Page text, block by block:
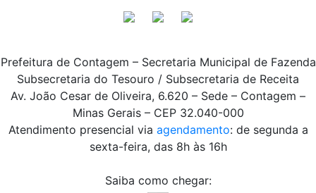
Prefeitura de Contagem – Secretaria Municipal de Fazenda
Subsecretaria do Tesouro / Subsecretaria de Receita
Av. João Cesar de Oliveira, 6.620 – Sede – Contagem –
Minas Gerais – CEP 32.040-000
Atendimento presencial via agendamento: de segunda a
sexta-feira, das 8h às 16h
Saiba como chegar: